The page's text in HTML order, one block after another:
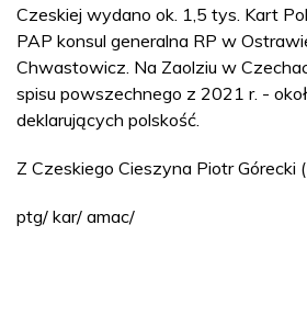
Czeskiej wydano ok. 1,5 tys. Kart
PAP konsul generalna RP w
Chwastowicz. Na Zaolziu w
spisu powszechnego z 2021 r. -
deklarujących polskość.
Z Czeskiego Cieszyna Piotr Górecki
ptg/ kar/ amac/